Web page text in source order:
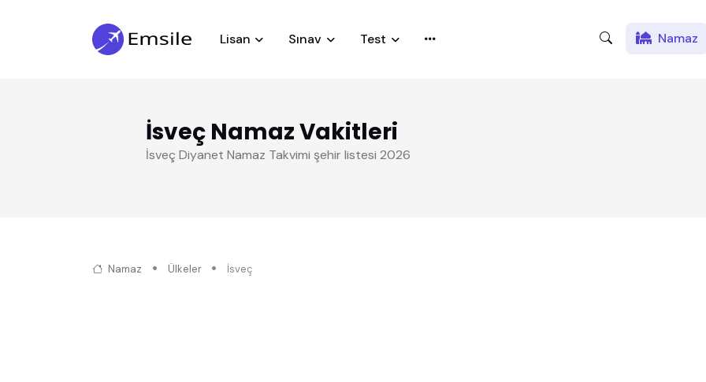
Lisan Sınav Test Namaz
İsveç Namaz Vakitleri
İsveç Diyanet Namaz Takvimi şehir listesi 2026
Namaz Ülkeler İsveç